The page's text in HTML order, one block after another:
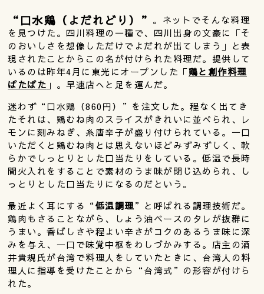
“口水鶏（よだれどり）” 。ネットでそんな料理
を見つけた。四川料理の一種で、四川出身の文豪に「そ
のおいしさを想像しただけでよだれが出てしまう」と表
現されたことからこの名が付けられた料理だ。提供して
いるのは昨年4月に東光にオープンした「鶏と創作料理
ぱたぱた 」。早速店へと足を運んだ。
迷わず“口水鶏（860円）”を注文した。程なく出てき
たそれは、鶏むね肉のスライスがきれいに並べられ、レ
モンに刻みねぎ、糸唐辛子が盛り付けられている。一口
いただくと鶏むね肉とは思えないほどみずみずしく、軟
らかでしっとりとした口当たりをしている。低温で長時
間火入れをすることで素材のうま味が閉じ込められ、し
っとりとした口当たりになるのだという。
最近よく耳にする“低温調理”と呼ばれる調理技術だ。
鶏肉もさることながら、しょう油ベースのタレが抜群に
うまい。香ばしさや程よい辛さがコクのあるうま味に深
みを与え、一口で味覚中枢をわしづかみする。店主の酒
井貴規氏が台湾で料理人をしていたときに、台湾人の料
理人に指導を受けたことから“台湾式”の形容が付けら
れた。